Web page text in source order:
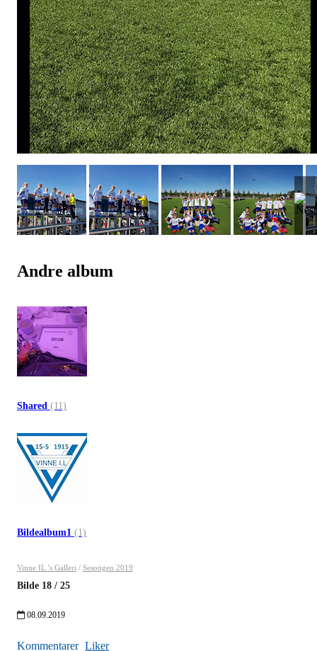
Andre album
Shared (11)
Bildealbum1 (1)
Vinne IL 's Galleri / Sesongen 2019
Bilde 18 / 25
08.09.2019
Kommentarer Liker